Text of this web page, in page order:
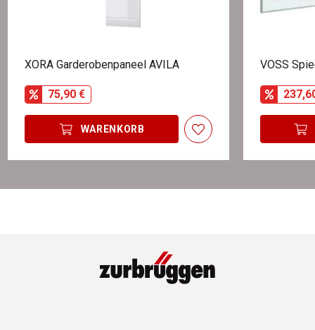
XORA Garderobenpaneel AVILA
75,90 €
WARENKORB
VOSS